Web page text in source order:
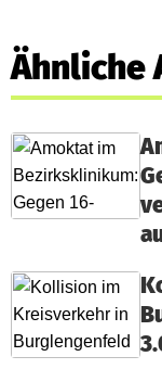
Ähnliche